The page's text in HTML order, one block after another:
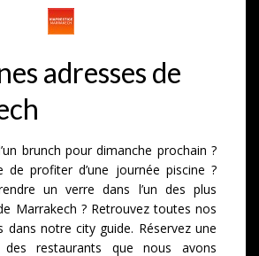
adresses de
brunch pour dimanche prochain ?
de profiter d’une journée piscine ?
un verre dans l’un des plus
Marrakech ? Retrouvez toutes nos
dans notre city guide. Réservez une
restaurants que nous avons